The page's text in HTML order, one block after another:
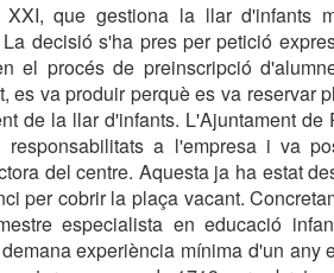
XXI, que gestiona la llar d'infants
decisió s'ha pres per petició
el procés de preinscripció
es va produir perquè es va reservar
de la llar d'infants. L'Ajuntament
responsabilitats a l'empresa i va
del centre. Aquesta ja ha estat
per cobrir la plaça vacant.
especialista en educació
experiència mínima d'un any